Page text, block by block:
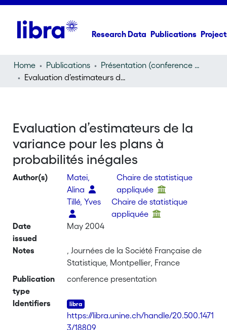
Research Data Publications
Home Publications
Présentation (conference presentation)
Evaluation d’estimateurs de la variance pour les plans à probabilités inégales
Evaluation d’estimateurs de la
variance pour les plans à
probabilités inégales
Author(s)
Matei,
Alina
Chaire de statistique
appliquée
Tillé, Yves
Chaire de statistique
appliquée
Date
issued
May 2004
Notes
, Journées de la Société Française de
Statistique, Montpellier, France
Publication
type
conference presentation
Identifiers
https://libra.unine.ch/handle/20.500.1471
3/18809